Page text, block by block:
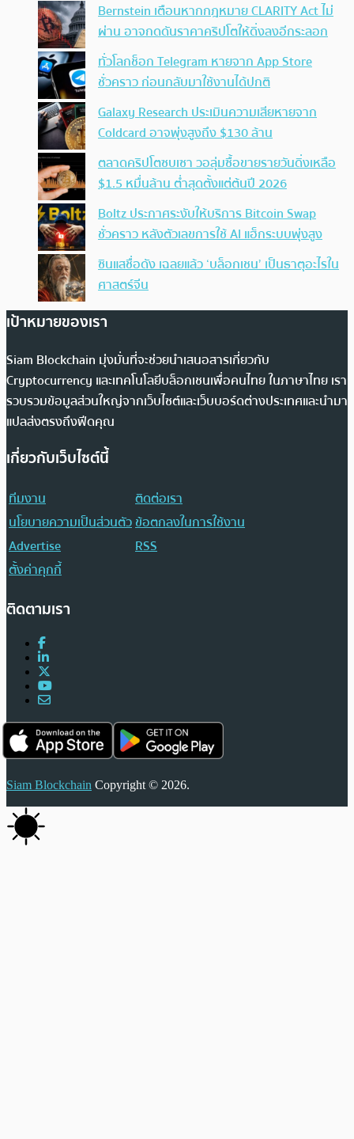
Bernstein เตือนหากกฎหมาย CLARITY Act ไม่
ผ่าน อาจกดดันราคาคริปโตให้ดิ่งลงอีกระลอก
ทั่วโลกช็อก Telegram หายจาก App Store
ชั่วคราว ก่อนกลับมาใช้งานได้ปกติ
Galaxy Research ประเมินความเสียหายจาก
Coldcard อาจพุ่งสูงถึง $130 ล้าน
ตลาดคริปโตซบเซา วอลุ่มซื้อขายรายวันดิ่งเหลือ
$1.5 หมื่นล้าน ต่ำสุดตั้งแต่ต้นปี 2026
Boltz ประกาศระงับให้บริการ Bitcoin Swap
ชั่วคราว หลังตัวเลขการใช้ AI แฮ็กระบบพุ่งสูง
ซินแสชื่อดัง เฉลยแล้ว ‘บล็อกเชน’ เป็นธาตุอะไรใน
ศาสตร์จีน
เป้าหมายของเรา
Siam Blockchain มุ่งมั่นที่จะช่วยนำเสนอสารเกี่ยวกับ
Cryptocurrency และเทคโนโลยีบล็อกเชนเพื่อคนไทย ในภาษาไทย เรา
รวบรวมข้อมูลส่วนใหญ่จากเว็บไซต์และเว็บบอร์ดต่างประเทศและนำมา
แปลส่งตรงถึงฟีดคุณ
เกี่ยวกับเว็บไซต์นี้
ทีมงาน
ติดต่อเรา
นโยบายความเป็นส่วนตัวข้อตกลงในการใช้งาน
Advertise
RSS
ตั้งค่าคุกกี้
ติดตามเรา
Siam Blockchain Copyright © 2026.